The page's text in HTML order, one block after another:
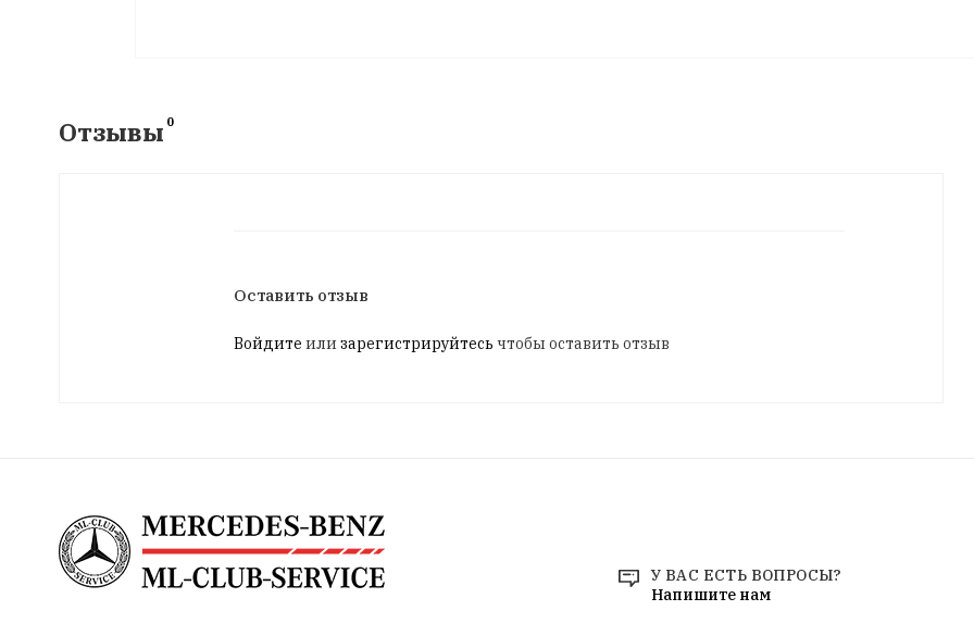
Отзывы 0
Оставить отзыв
Войдите или зарегистрируйтесь чтобы оставить отзыв
У ВАС ЕСТЬ ВОПРОСЫ?
Напишите нам